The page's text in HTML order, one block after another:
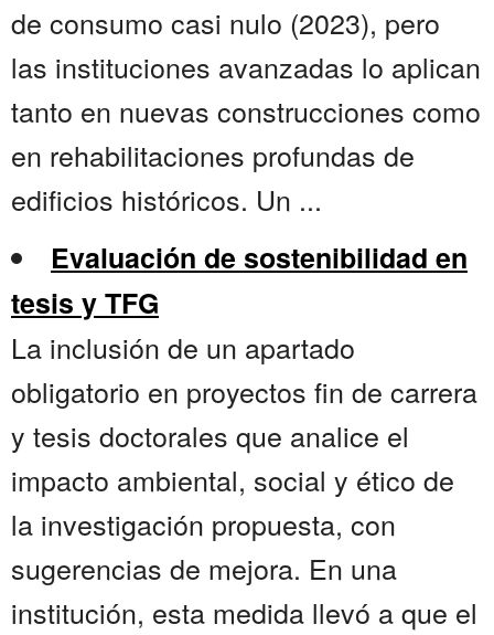
de consumo casi nulo (2023), pero
las instituciones avanzadas lo aplican
tanto en nuevas construcciones como
en rehabilitaciones profundas de
edificios históricos. Un ...
Evaluación de sostenibilidad en
tesis y TFG
La inclusión de un apartado
obligatorio en proyectos fin de carrera
y tesis doctorales que analice el
impacto ambiental, social y ético de
la investigación propuesta, con
sugerencias de mejora. En una
institución, esta medida llevó a que el